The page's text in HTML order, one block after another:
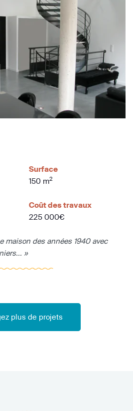
Surface
150 m2
Coût des travaux
225 000€
maison des années 1940 avec
»
plus de projets